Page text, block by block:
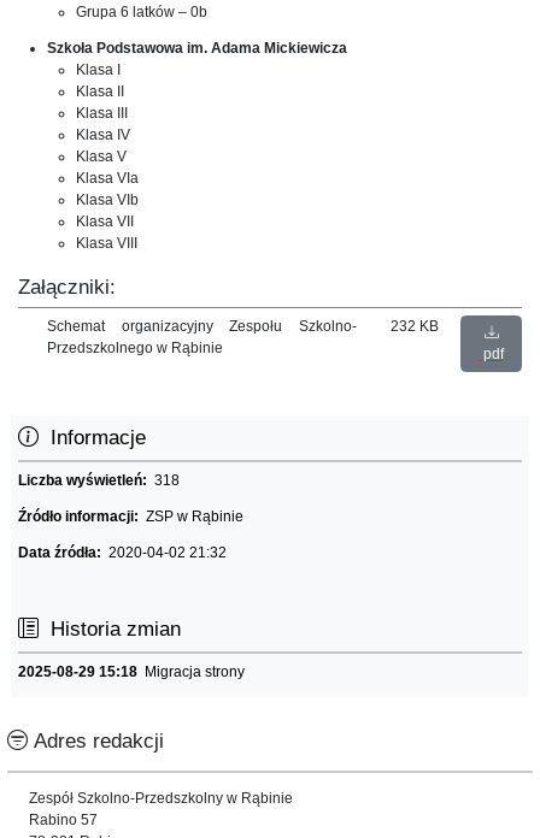
Grupa 6 latków – 0b
Szkoła Podstawowa im. Adama Mickiewicza
Klasa I
Klasa II
Klasa III
Klasa IV
Klasa V
Klasa VIa
Klasa VIb
Klasa VII
Klasa VIII
Załączniki:
Schemat organizacyjny Zespołu Szkolno-
Przedszkolnego w Rąbinie
232 KB
pdf
Informacje
Liczba wyświetleń: 318
Źródło informacji: ZSP w Rąbinie
Data źródła: 2020-04-02 21:32
Historia zmian
2025-08-29 15:18 Migracja strony
Adres redakcji
Zespół Szkolno-Przedszkolny w Rąbinie
Rabino 57